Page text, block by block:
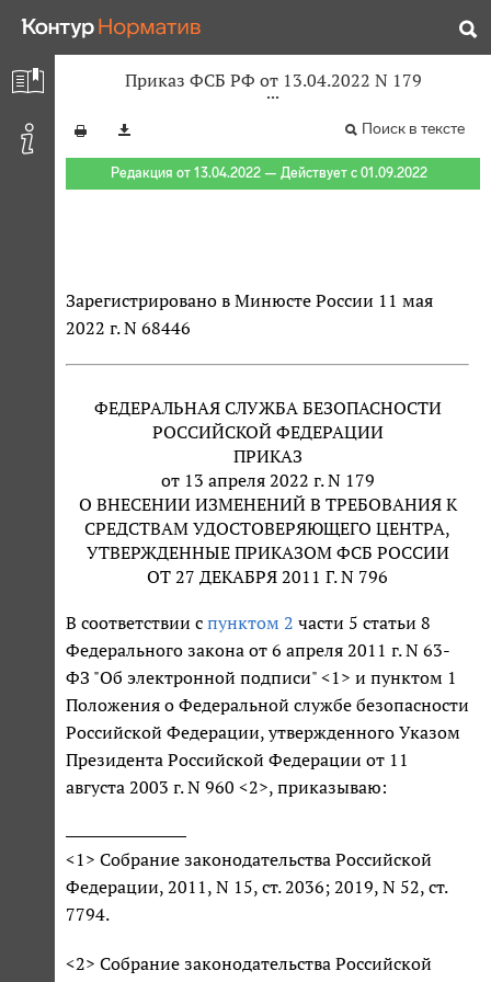
Приказ ФСБ РФ от 13.04.2022 N 179
Поиск в тексте
Редакция от 13.04.2022 — Действует с 01.09.2022
Зарегистрировано в Минюсте России 11 мая
2022 г. N 68446
ФЕДЕРАЛЬНАЯ СЛУЖБА БЕЗОПАСНОСТИ
РОССИЙСКОЙ ФЕДЕРАЦИИ
ПРИКАЗ
от 13 апреля 2022 г. N 179
О ВНЕСЕНИИ ИЗМЕНЕНИЙ В ТРЕБОВАНИЯ К
СРЕДСТВАМ УДОСТОВЕРЯЮЩЕГО ЦЕНТРА,
УТВЕРЖДЕННЫЕ ПРИКАЗОМ ФСБ РОССИИ
ОТ 27 ДЕКАБРЯ 2011 Г. N 796
В соответствии с пунктом 2 части 5 статьи 8
Федерального закона от 6 апреля 2011 г. N 63-
ФЗ "Об электронной подписи" <1> и пунктом 1
Положения о Федеральной службе безопасности
Российской Федерации, утвержденного Указом
Президента Российской Федерации от 11
августа 2003 г. N 960 <2>, приказываю:
<1> Собрание законодательства Российской
Федерации, 2011, N 15, ст. 2036; 2019, N 52, ст.
7794.
<2> Собрание законодательства Российской